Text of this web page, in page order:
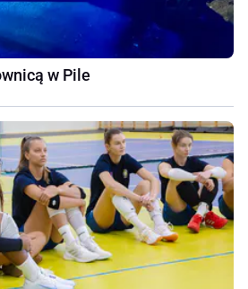
w Pile